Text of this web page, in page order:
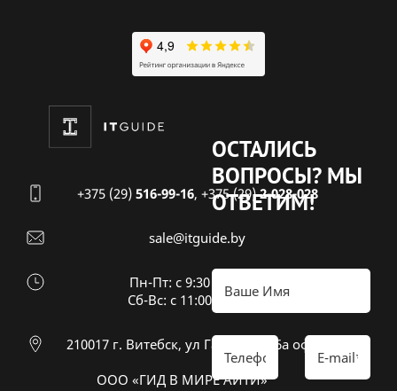
+375 (29) 516-99-16, +375 (29)2-028-028
sale@itguide.by
Пн-Пт: с 9:30 до 18:30
Cб-Вс: с 11:00 до 16:00
210017 г. Витебск, ул Гагарина 26а оф 20
ООО «ГИД В МИРЕ АЙТИ»
ОСТАЛИСЬ
ВОПРОСЫ? МЫ
ОТВЕТИМ!